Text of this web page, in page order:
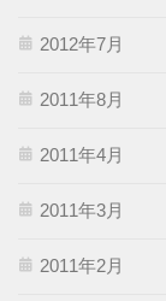
2012年7月
2011年8月
2011年4月
2011年3月
2011年2月